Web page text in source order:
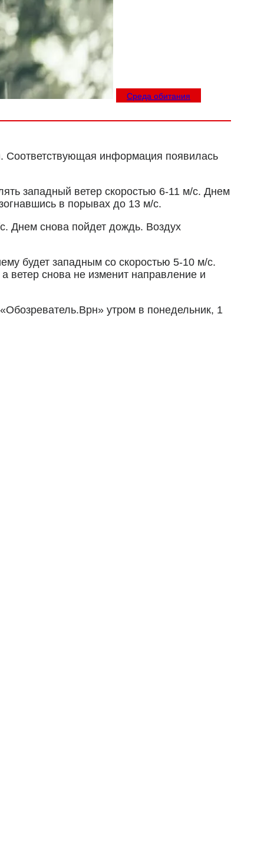
Среда обитания
информация появилась
западный ветер скоростью 6-11 м/с. Днем
в порывах до 13 м/с.
Днем снова пойдет дождь. Воздух
будет западным со скоростью 5-10 м/с.
ветер снова не изменит направление и
утром в понедельник, 1